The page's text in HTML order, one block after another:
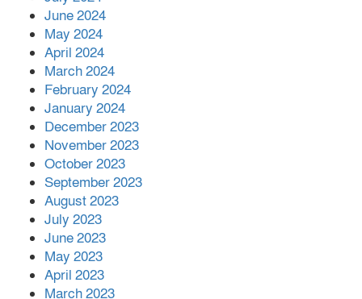
June 2024
May 2024
April 2024
March 2024
February 2024
January 2024
December 2023
November 2023
October 2023
September 2023
August 2023
July 2023
June 2023
May 2023
April 2023
March 2023